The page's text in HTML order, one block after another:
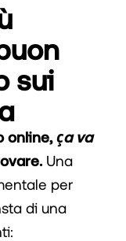
sui
online,ça va
Una
per
di una